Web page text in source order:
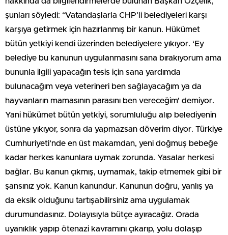
şunları söyledi: “Vatandaşlarla CHP’li belediyeleri karşı
karşıya getirmek için hazırlanmış bir kanun. Hükümet
bütün yetkiyi kendi üzerinden belediyelere yıkıyor. ‘Ey
belediye bu kanunun uygulanmasını sana bırakıyorum ama
bununla ilgili yapacağın tesis için sana yardımda
bulunacağım veya veterineri ben sağlayacağım ya da
hayvanların mamasının parasını ben vereceğim’ demiyor.
Yani hükümet bütün yetkiyi, sorumluluğu alıp belediyenin
üstüne yıkıyor, sonra da yapmazsan döverim diyor. Türkiye
Cumhuriyeti’nde en üst makamdan, yeni doğmuş bebeğe
kadar herkes kanunlara uymak zorunda. Yasalar herkesi
bağlar. Bu kanun çıkmış, uymamak, takip etmemek gibi bir
şansınız yok. Kanun kanundur. Kanunun doğru, yanlış ya
da eksik olduğunu tartışabilirsiniz ama uygulamak
durumundasınız. Dolayısıyla bütçe ayıracağız. Orada
uyanıklık yapıp ötenazi kavramını çıkarıp, yolu dolaşıp